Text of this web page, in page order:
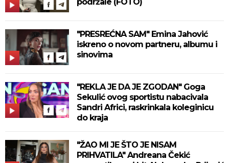
"PRESREĆNA SAM" Emina Jahović
iskreno o novom partneru, albumu i
sinovima
"REKLA JE DA JE ZGODAN" Goga
Sekulić ovog sportistu nabacivala
Sandri Africi, raskrinkala koleginicu
do kraja
"ŽAO MI JE ŠTO JE NISAM
PRIHVATILA" Andreana Čekić